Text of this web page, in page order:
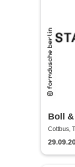
Boll
Cottbus,